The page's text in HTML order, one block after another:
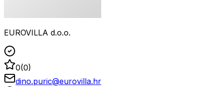
EUROVILLA d.o.o.
0(0)
dino.puric@eurovilla.hr